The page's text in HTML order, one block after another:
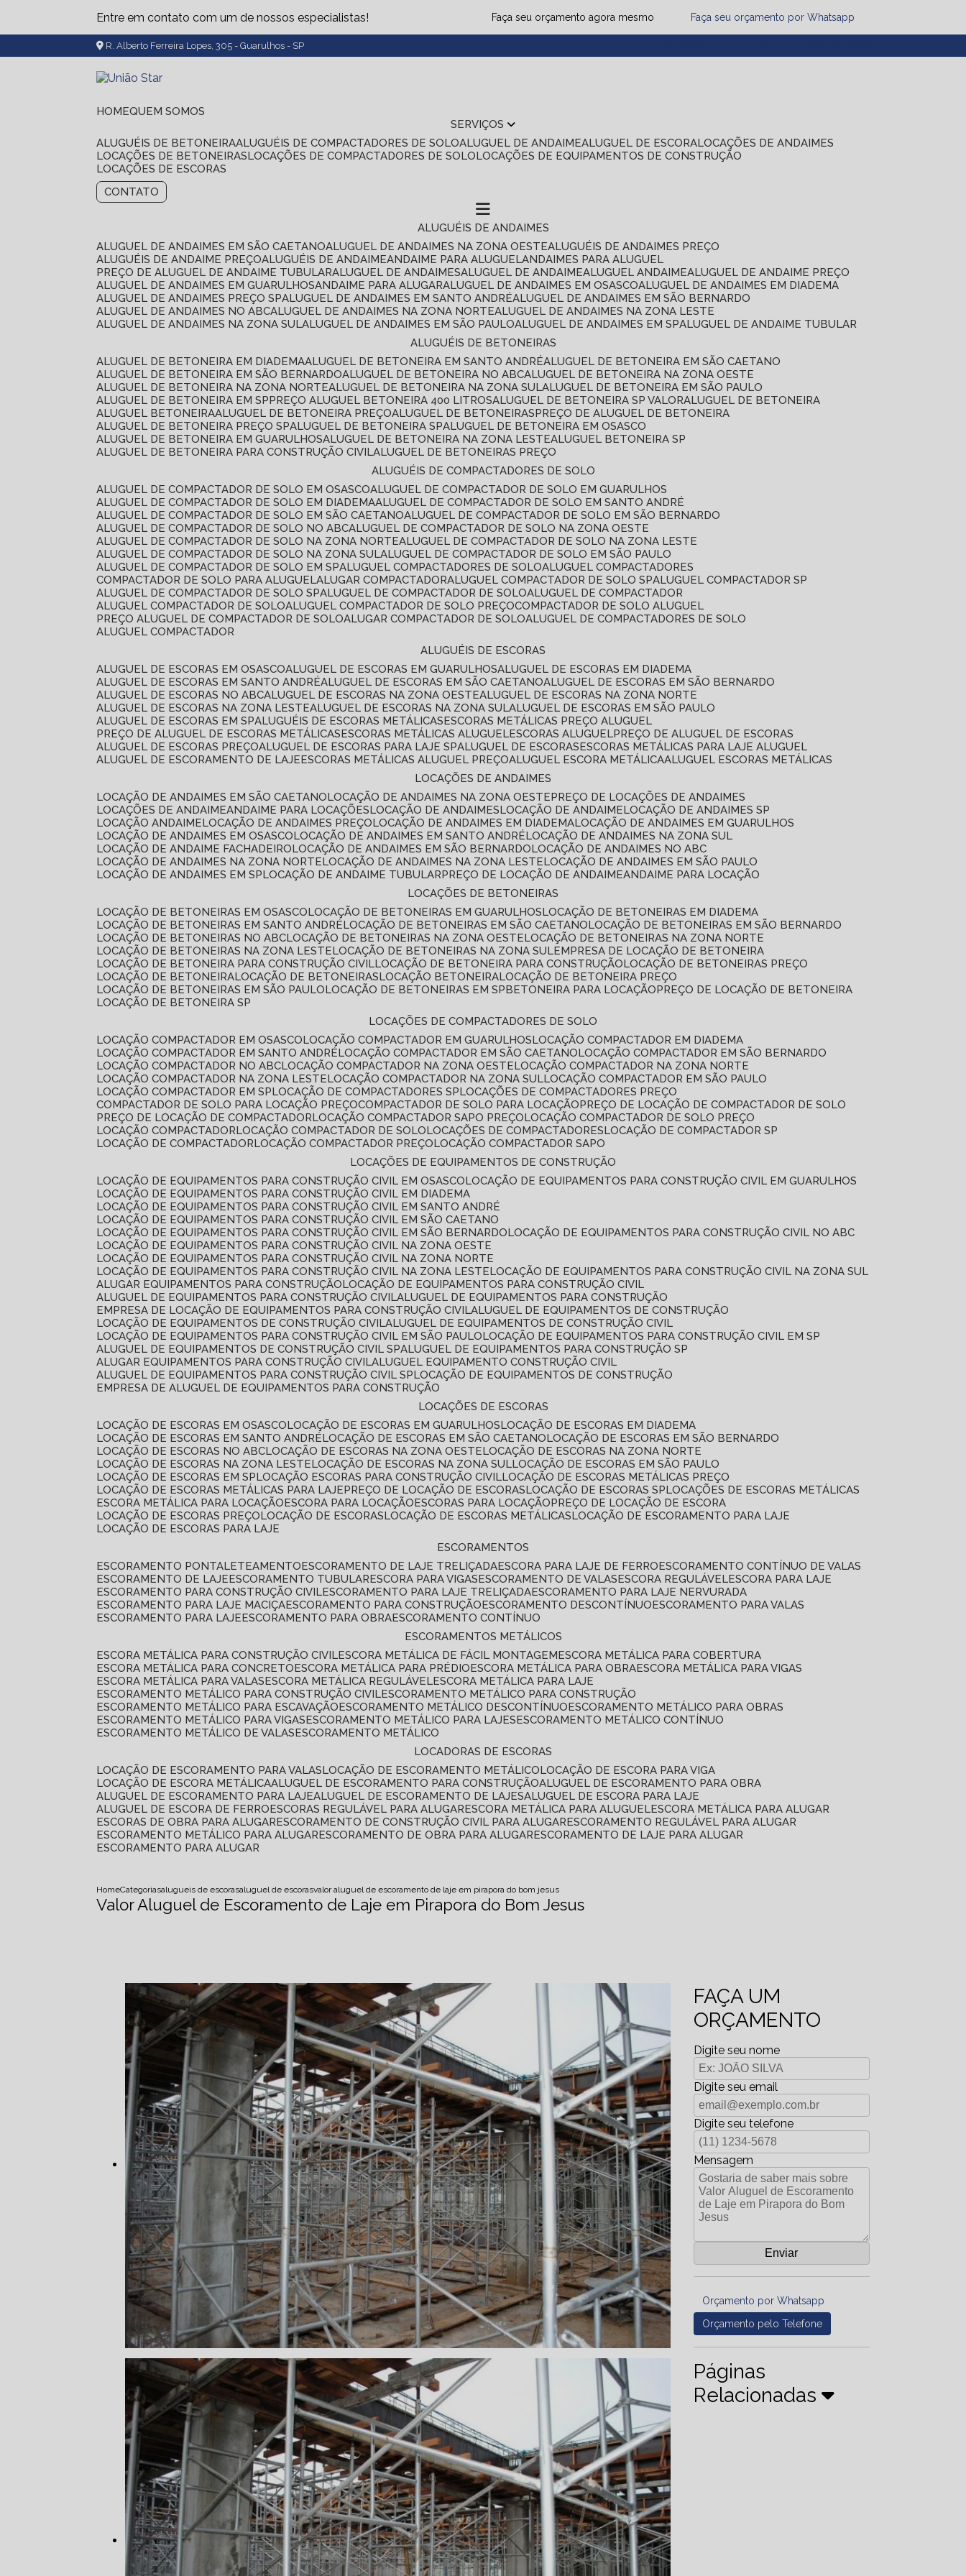
Entre em contato com um de nossos especialistas! Faça seu orçamento agora mesmo Faça seu orçamento por Whatsapp
R. Alberto Ferreira Lopes, 305 - Guarulhos - SP
HOME
QUEM SOMOS
SERVIÇOS
ALUGUÉIS DE BETONEIRA ALUGUÉIS DE COMPACTADORES DE SOLO ALUGUEL DE ANDAIME ALUGUEL DE ESCORA LOCAÇÕES DE ANDAIMES
LOCAÇÕES DE BETONEIRAS LOCAÇÕES DE COMPACTADORES DE SOLO LOCAÇÕES DE EQUIPAMENTOS DE CONSTRUÇÃO
LOCAÇÕES DE ESCORAS
CONTATO
ALUGUÉIS DE ANDAIMES
ALUGUEL DE ANDAIMES EM SÃO CAETANO ALUGUEL DE ANDAIMES NA ZONA OESTE ALUGUÉIS DE ANDAIMES PREÇO
ALUGUÉIS DE ANDAIME PREÇO ALUGUÉIS DE ANDAIME ANDAIME PARA ALUGUEL ANDAIMES PARA ALUGUEL
PREÇO DE ALUGUEL DE ANDAIME TUBULAR ALUGUEL DE ANDAIMES ALUGUEL DE ANDAIME ALUGUEL ANDAIME ALUGUEL DE ANDAIME PREÇO
ALUGUEL DE ANDAIMES EM GUARULHOS ANDAIME PARA ALUGAR ALUGUEL DE ANDAIMES EM OSASCO ALUGUEL DE ANDAIMES EM DIADEMA
ALUGUEL DE ANDAIMES PREÇO SP ALUGUEL DE ANDAIMES EM SANTO ANDRÉ ALUGUEL DE ANDAIMES EM SÃO BERNARDO
ALUGUEL DE ANDAIMES NO ABC ALUGUEL DE ANDAIMES NA ZONA NORTE ALUGUEL DE ANDAIMES NA ZONA LESTE
ALUGUEL DE ANDAIMES NA ZONA SUL ALUGUEL DE ANDAIMES EM SÃO PAULO ALUGUEL DE ANDAIMES EM SP ALUGUEL DE ANDAIME TUBULAR
ALUGUÉIS DE BETONEIRAS
ALUGUEL DE BETONEIRA EM DIADEMA ALUGUEL DE BETONEIRA EM SANTO ANDRÉ ALUGUEL DE BETONEIRA EM SÃO CAETANO
ALUGUEL DE BETONEIRA EM SÃO BERNARDO ALUGUEL DE BETONEIRA NO ABC ALUGUEL DE BETONEIRA NA ZONA OESTE
ALUGUEL DE BETONEIRA NA ZONA NORTE ALUGUEL DE BETONEIRA NA ZONA SUL ALUGUEL DE BETONEIRA EM SÃO PAULO
ALUGUEL DE BETONEIRA EM SP
PREÇO ALUGUEL BETONEIRA 400 LITROS ALUGUEL DE BETONEIRA SP VALOR ALUGUEL DE BETONEIRA
ALUGUEL BETONEIRA ALUGUEL DE BETONEIRA PREÇO ALUGUEL DE BETONEIRAS
PREÇO DE ALUGUEL DE BETONEIRA
ALUGUEL DE BETONEIRA PREÇO SP ALUGUEL DE BETONEIRA SP ALUGUEL DE BETONEIRA EM OSASCO
ALUGUEL DE BETONEIRA EM GUARULHOS ALUGUEL DE BETONEIRA NA ZONA LESTE ALUGUEL BETONEIRA SP
ALUGUEL DE BETONEIRA PARA CONSTRUÇÃO CIVIL ALUGUEL DE BETONEIRAS PREÇO
ALUGUÉIS DE COMPACTADORES DE SOLO
ALUGUEL DE COMPACTADOR DE SOLO EM OSASCO ALUGUEL DE COMPACTADOR DE SOLO EM GUARULHOS
ALUGUEL DE COMPACTADOR DE SOLO EM DIADEMA ALUGUEL DE COMPACTADOR DE SOLO EM SANTO ANDRÉ
ALUGUEL DE COMPACTADOR DE SOLO EM SÃO CAETANO ALUGUEL DE COMPACTADOR DE SOLO EM SÃO BERNARDO
ALUGUEL DE COMPACTADOR DE SOLO NO ABC ALUGUEL DE COMPACTADOR DE SOLO NA ZONA OESTE
ALUGUEL DE COMPACTADOR DE SOLO NA ZONA NORTE ALUGUEL DE COMPACTADOR DE SOLO NA ZONA LESTE
ALUGUEL DE COMPACTADOR DE SOLO NA ZONA SUL ALUGUEL DE COMPACTADOR DE SOLO EM SÃO PAULO
ALUGUEL DE COMPACTADOR DE SOLO EM SP ALUGUEL COMPACTADORES DE SOLO ALUGUEL COMPACTADORES
COMPACTADOR DE SOLO PARA ALUGUEL ALUGAR COMPACTADOR ALUGUEL COMPACTADOR DE SOLO SP ALUGUEL COMPACTADOR SP
ALUGUEL DE COMPACTADOR DE SOLO SP ALUGUEL DE COMPACTADOR DE SOLO ALUGUEL DE COMPACTADOR
ALUGUEL COMPACTADOR DE SOLO ALUGUEL COMPACTADOR DE SOLO PREÇO COMPACTADOR DE SOLO ALUGUEL
PREÇO ALUGUEL DE COMPACTADOR DE SOLO ALUGAR COMPACTADOR DE SOLO ALUGUEL DE COMPACTADORES DE SOLO
ALUGUEL COMPACTADOR
ALUGUÉIS DE ESCORAS
ALUGUEL DE ESCORAS EM OSASCO ALUGUEL DE ESCORAS EM GUARULHOS ALUGUEL DE ESCORAS EM DIADEMA
ALUGUEL DE ESCORAS EM SANTO ANDRÉ ALUGUEL DE ESCORAS EM SÃO CAETANO ALUGUEL DE ESCORAS EM SÃO BERNARDO
ALUGUEL DE ESCORAS NO ABC ALUGUEL DE ESCORAS NA ZONA OESTE ALUGUEL DE ESCORAS NA ZONA NORTE
ALUGUEL DE ESCORAS NA ZONA LESTE ALUGUEL DE ESCORAS NA ZONA SUL ALUGUEL DE ESCORAS EM SÃO PAULO
ALUGUEL DE ESCORAS EM SP ALUGUÉIS DE ESCORAS METÁLICAS
ESCORAS METÁLICAS PREÇO ALUGUEL
PREÇO DE ALUGUEL DE ESCORAS METÁLICAS
ESCORAS METÁLICAS ALUGUEL ESCORAS ALUGUEL
PREÇO DE ALUGUEL DE ESCORAS
ALUGUEL DE ESCORAS PREÇO ALUGUEL DE ESCORAS PARA LAJE SP ALUGUEL DE ESCORAS
ESCORAS METÁLICAS PARA LAJE ALUGUEL
ALUGUEL DE ESCORAMENTO DE LAJE
ESCORAS METÁLICAS ALUGUEL PREÇO ALUGUEL ESCORA METÁLICA ALUGUEL ESCORAS METÁLICAS
LOCAÇÕES DE ANDAIMES
LOCAÇÃO DE ANDAIMES EM SÃO CAETANO LOCAÇÃO DE ANDAIMES NA ZONA OESTE
PREÇO DE LOCAÇÕES DE ANDAIMES
LOCAÇÕES DE ANDAIME ANDAIME PARA LOCAÇÕES LOCAÇÃO DE ANDAIMES LOCAÇÃO DE ANDAIME LOCAÇÃO DE ANDAIMES SP
LOCAÇÃO ANDAIME LOCAÇÃO DE ANDAIMES PREÇO LOCAÇÃO DE ANDAIMES EM DIADEMA LOCAÇÃO DE ANDAIMES EM GUARULHOS
LOCAÇÃO DE ANDAIMES EM OSASCO LOCAÇÃO DE ANDAIMES EM SANTO ANDRÉ LOCAÇÃO DE ANDAIMES NA ZONA SUL
LOCAÇÃO DE ANDAIME FACHADEIRO LOCAÇÃO DE ANDAIMES EM SÃO BERNARDO LOCAÇÃO DE ANDAIMES NO ABC
LOCAÇÃO DE ANDAIMES NA ZONA NORTE LOCAÇÃO DE ANDAIMES NA ZONA LESTE LOCAÇÃO DE ANDAIMES EM SÃO PAULO
LOCAÇÃO DE ANDAIMES EM SP LOCAÇÃO DE ANDAIME TUBULAR PREÇO DE LOCAÇÃO DE ANDAIME ANDAIME PARA LOCAÇÃO
LOCAÇÕES DE BETONEIRAS
LOCAÇÃO DE BETONEIRAS EM OSASCO LOCAÇÃO DE BETONEIRAS EM GUARULHOS LOCAÇÃO DE BETONEIRAS EM DIADEMA
LOCAÇÃO DE BETONEIRAS EM SANTO ANDRÉ LOCAÇÃO DE BETONEIRAS EM SÃO CAETANO LOCAÇÃO DE BETONEIRAS EM SÃO BERNARDO
LOCAÇÃO DE BETONEIRAS NO ABC LOCAÇÃO DE BETONEIRAS NA ZONA OESTE LOCAÇÃO DE BETONEIRAS NA ZONA NORTE
LOCAÇÃO DE BETONEIRAS NA ZONA LESTE LOCAÇÃO DE BETONEIRAS NA ZONA SUL
EMPRESA DE LOCAÇÃO DE BETONEIRA
LOCAÇÃO DE BETONEIRA PARA CONSTRUÇÃO CIVIL LOCAÇÃO DE BETONEIRA PARA CONSTRUÇÃO LOCAÇÃO DE BETONEIRAS PREÇO
LOCAÇÃO DE BETONEIRA LOCAÇÃO DE BETONEIRAS LOCAÇÃO BETONEIRA LOCAÇÃO DE BETONEIRA PREÇO
LOCAÇÃO DE BETONEIRAS EM SÃO PAULO LOCAÇÃO DE BETONEIRAS EM SP BETONEIRA PARA LOCAÇÃO
PREÇO DE LOCAÇÃO DE BETONEIRA
LOCAÇÃO DE BETONEIRA SP
LOCAÇÕES DE COMPACTADORES DE SOLO
LOCAÇÃO COMPACTADOR EM OSASCO LOCAÇÃO COMPACTADOR EM GUARULHOS LOCAÇÃO COMPACTADOR EM DIADEMA
LOCAÇÃO COMPACTADOR EM SANTO ANDRÉ LOCAÇÃO COMPACTADOR EM SÃO CAETANO LOCAÇÃO COMPACTADOR EM SÃO BERNARDO
LOCAÇÃO COMPACTADOR NO ABC LOCAÇÃO COMPACTADOR NA ZONA OESTE LOCAÇÃO COMPACTADOR NA ZONA NORTE
LOCAÇÃO COMPACTADOR NA ZONA LESTE LOCAÇÃO COMPACTADOR NA ZONA SUL LOCAÇÃO COMPACTADOR EM SÃO PAULO
LOCAÇÃO COMPACTADOR EM SP LOCAÇÃO DE COMPACTADORES SP LOCAÇÕES DE COMPACTADORES PREÇO
COMPACTADOR DE SOLO PARA LOCAÇÃO PREÇO COMPACTADOR DE SOLO PARA LOCAÇÃO
PREÇO DE LOCAÇÃO DE COMPACTADOR DE SOLO
PREÇO DE LOCAÇÃO DE COMPACTADOR LOCAÇÃO COMPACTADOR SAPO PREÇO LOCAÇÃO COMPACTADOR DE SOLO PREÇO
LOCAÇÃO COMPACTADOR LOCAÇÃO COMPACTADOR DE SOLO LOCAÇÕES DE COMPACTADORES LOCAÇÃO DE COMPACTADOR SP
LOCAÇÃO DE COMPACTADOR LOCAÇÃO COMPACTADOR PREÇO LOCAÇÃO COMPACTADOR SAPO
LOCAÇÕES DE EQUIPAMENTOS DE CONSTRUÇÃO
LOCAÇÃO DE EQUIPAMENTOS PARA CONSTRUÇÃO CIVIL EM OSASCO LOCAÇÃO DE EQUIPAMENTOS PARA CONSTRUÇÃO CIVIL EM GUARULHOS
LOCAÇÃO DE EQUIPAMENTOS PARA CONSTRUÇÃO CIVIL EM DIADEMA
LOCAÇÃO DE EQUIPAMENTOS PARA CONSTRUÇÃO CIVIL EM SANTO ANDRÉ
LOCAÇÃO DE EQUIPAMENTOS PARA CONSTRUÇÃO CIVIL EM SÃO CAETANO
LOCAÇÃO DE EQUIPAMENTOS PARA CONSTRUÇÃO CIVIL EM SÃO BERNARDO LOCAÇÃO DE EQUIPAMENTOS PARA CONSTRUÇÃO CIVIL NO ABC
LOCAÇÃO DE EQUIPAMENTOS PARA CONSTRUÇÃO CIVIL NA ZONA OESTE
LOCAÇÃO DE EQUIPAMENTOS PARA CONSTRUÇÃO CIVIL NA ZONA NORTE
LOCAÇÃO DE EQUIPAMENTOS PARA CONSTRUÇÃO CIVIL NA ZONA LESTE LOCAÇÃO DE EQUIPAMENTOS PARA CONSTRUÇÃO CIVIL NA ZONA SUL
ALUGAR EQUIPAMENTOS PARA CONSTRUÇÃO LOCAÇÃO DE EQUIPAMENTOS PARA CONSTRUÇÃO CIVIL
ALUGUEL DE EQUIPAMENTOS PARA CONSTRUÇÃO CIVIL ALUGUEL DE EQUIPAMENTOS PARA CONSTRUÇÃO
EMPRESA DE LOCAÇÃO DE EQUIPAMENTOS PARA CONSTRUÇÃO CIVIL ALUGUEL DE EQUIPAMENTOS DE CONSTRUÇÃO
LOCAÇÃO DE EQUIPAMENTOS DE CONSTRUÇÃO CIVIL ALUGUEL DE EQUIPAMENTOS DE CONSTRUÇÃO CIVIL
LOCAÇÃO DE EQUIPAMENTOS PARA CONSTRUÇÃO CIVIL EM SÃO PAULO LOCAÇÃO DE EQUIPAMENTOS PARA CONSTRUÇÃO CIVIL EM SP
ALUGUEL DE EQUIPAMENTOS DE CONSTRUÇÃO CIVIL SP ALUGUEL DE EQUIPAMENTOS PARA CONSTRUÇÃO SP
ALUGAR EQUIPAMENTOS PARA CONSTRUÇÃO CIVIL ALUGUEL EQUIPAMENTO CONSTRUÇÃO CIVIL
ALUGUEL DE EQUIPAMENTOS PARA CONSTRUÇÃO CIVIL SP LOCAÇÃO DE EQUIPAMENTOS DE CONSTRUÇÃO
EMPRESA DE ALUGUEL DE EQUIPAMENTOS PARA CONSTRUÇÃO
LOCAÇÕES DE ESCORAS
LOCAÇÃO DE ESCORAS EM OSASCO LOCAÇÃO DE ESCORAS EM GUARULHOS LOCAÇÃO DE ESCORAS EM DIADEMA
LOCAÇÃO DE ESCORAS EM SANTO ANDRÉ LOCAÇÃO DE ESCORAS EM SÃO CAETANO LOCAÇÃO DE ESCORAS EM SÃO BERNARDO
LOCAÇÃO DE ESCORAS NO ABC LOCAÇÃO DE ESCORAS NA ZONA OESTE LOCAÇÃO DE ESCORAS NA ZONA NORTE
LOCAÇÃO DE ESCORAS NA ZONA LESTE LOCAÇÃO DE ESCORAS NA ZONA SUL LOCAÇÃO DE ESCORAS EM SÃO PAULO
LOCAÇÃO DE ESCORAS EM SP LOCAÇÃO ESCORAS PARA CONSTRUÇÃO CIVIL LOCAÇÃO DE ESCORAS METÁLICAS PREÇO
LOCAÇÃO DE ESCORAS METÁLICAS PARA LAJE
PREÇO DE LOCAÇÃO DE ESCORAS LOCAÇÃO DE ESCORAS SP LOCAÇÕES DE ESCORAS METÁLICAS
ESCORA METÁLICA PARA LOCAÇÃO
ESCORA PARA LOCAÇÃO ESCORAS PARA LOCAÇÃO
PREÇO DE LOCAÇÃO DE ESCORA
LOCAÇÃO DE ESCORAS PREÇO LOCAÇÃO DE ESCORAS LOCAÇÃO DE ESCORAS METÁLICAS LOCAÇÃO DE ESCORAMENTO PARA LAJE
LOCAÇÃO DE ESCORAS PARA LAJE
ESCORAMENTOS
ESCORAMENTO PONTALETEAMENTO
ESCORAMENTO DE LAJE TRELIÇADA ESCORA PARA LAJE DE FERRO
ESCORAMENTO CONTÍNUO DE VALAS
ESCORAMENTO DE LAJE
ESCORAMENTO TUBULAR ESCORA PARA VIGAS ESCORAMENTO DE VALAS ESCORA REGULÁVEL ESCORA PARA LAJE
ESCORAMENTO PARA CONSTRUÇÃO CIVIL ESCORAMENTO PARA LAJE TRELIÇADA ESCORAMENTO PARA LAJE NERVURADA
ESCORAMENTO PARA LAJE MACIÇA ESCORAMENTO PARA CONSTRUÇÃO ESCORAMENTO DESCONTÍNUO
ESCORAMENTO PARA VALAS
ESCORAMENTO PARA LAJE
ESCORAMENTO PARA OBRA ESCORAMENTO CONTÍNUO
ESCORAMENTOS METÁLICOS
ESCORA METÁLICA PARA CONSTRUÇÃO CIVIL ESCORA METÁLICA DE FÁCIL MONTAGEM
ESCORA METÁLICA PARA COBERTURA
ESCORA METÁLICA PARA CONCRETO
ESCORA METÁLICA PARA PRÉDIO ESCORA METÁLICA PARA OBRA ESCORA METÁLICA PARA VIGAS
ESCORA METÁLICA PARA VALAS
ESCORA METÁLICA REGULÁVEL ESCORA METÁLICA PARA LAJE
ESCORAMENTO METÁLICO PARA CONSTRUÇÃO CIVIL ESCORAMENTO METÁLICO PARA CONSTRUÇÃO
ESCORAMENTO METÁLICO PARA ESCAVAÇÃO
ESCORAMENTO METÁLICO DESCONTÍNUO
ESCORAMENTO METÁLICO PARA OBRAS
ESCORAMENTO METÁLICO PARA VIGAS
ESCORAMENTO METÁLICO PARA LAJES
ESCORAMENTO METÁLICO CONTÍNUO
ESCORAMENTO METÁLICO DE VALAS
ESCORAMENTO METÁLICO
LOCADORAS DE ESCORAS
LOCAÇÃO DE ESCORAMENTO PARA VALAS LOCAÇÃO DE ESCORAMENTO METÁLICO LOCAÇÃO DE ESCORA PARA VIGA
LOCAÇÃO DE ESCORA METÁLICA ALUGUEL DE ESCORAMENTO PARA CONSTRUÇÃO ALUGUEL DE ESCORAMENTO PARA OBRA
ALUGUEL DE ESCORAMENTO PARA LAJE ALUGUEL DE ESCORAMENTO DE LAJES ALUGUEL DE ESCORA PARA LAJE
ALUGUEL DE ESCORA DE FERRO
ESCORAS REGULÁVEL PARA ALUGAR ESCORA METÁLICA PARA ALUGUEL ESCORA METÁLICA PARA ALUGAR
ESCORAS DE OBRA PARA ALUGAR ESCORAMENTO DE CONSTRUÇÃO CIVIL PARA ALUGAR ESCORAMENTO REGULÁVEL PARA ALUGAR
ESCORAMENTO METÁLICO PARA ALUGAR ESCORAMENTO DE OBRA PARA ALUGAR ESCORAMENTO DE LAJE PARA ALUGAR
ESCORAMENTO PARA ALUGAR
HomeCategoriasalugueis de escorasaluguel de escorasvalor aluguel de escoramento de laje em pirapora do bom jesus
Valor Aluguel de Escoramento de Laje em Pirapora do Bom Jesus
FAÇA UM
ORÇAMENTO
Digite seu nome
Digite seu email
Digite seu telefone
Mensagem
Orçamento por Whatsapp
Orçamento pelo Telefone
Páginas
Relacionadas